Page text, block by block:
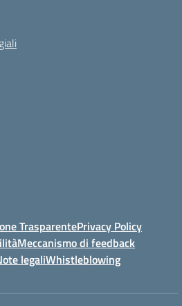
TrasparentePrivacy Policy
Meccanismo di feedback
legaliWhistleblowing